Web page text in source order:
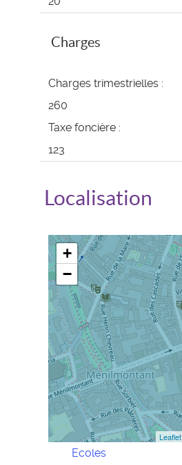
Charges
Charges trimestrielles :
260
Taxe foncière :
123
Localisation
+
−
Leaflet
Ecoles